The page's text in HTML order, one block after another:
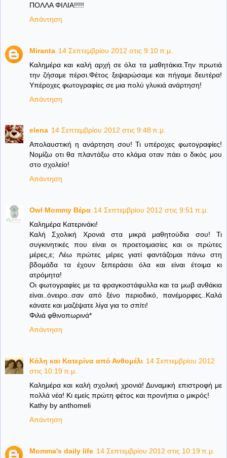
ΠΟΛΛΑ ΦΙΛΙΑ!!!!!
Απάντηση
Miranta 14 Σεπτεμβρίου 2012 στις 9:10 π.μ.
Καλημέρα και καλή αρχή σε όλα τα μαθητάκια.Την πρωτιά
την ζήσαμε πέρσι.Φέτος ξεψαρώσαμε και πήγαμε δευτέρα!
Υπέροχες φωτογραφίες σε μια πολύ γλυκιά ανάρτηση!
Απάντηση
elena 14 Σεπτεμβρίου 2012 στις 9:48 π.μ.
Απολαυστική η ανάρτηση σου! Τι υπέροχες φωτογραφίες!
Νομίζω οτι θα πλαντάξω στο κλάμα οταν πάει ο δικός μου
στο σχολείο!
Απάντηση
Owl Mommy Βέρα 14 Σεπτεμβρίου 2012 στις 9:51 π.μ.
Καλημέρα Κατερινάκι!
Καλή Σχολική Χρονιά στα μικρά μαθητούδια σου! Τι
συγκινητικές που είναι οι προετοιμασίες και οι πρώτες
μέρες,ε; Λέω πρώτες μέρες γιατί φαντάζομαι πάνω στη
βδομάδα τα έχουν ξεπεράσει όλα και είναι έτοιμα κι
ατρόμητα!
Οι φωτογραφίες με τα φραγκοστάφυλλα και τα μωβ ανθάκια
είναι..όνειρο..σαν από ξένο περιοδικό, πανέμορφες..Καλά
κάνατε και μαζέψατε λίγα για το σπίτι!
Φιλιά φθινοπωρινά*
Απάντηση
Κάλη και Κατερίνα από Ανθομέλι 14 Σεπτεμβρίου 2012
στις 10:19 π.μ.
Καλημέρα και καλή σχολική χρονιά! Δυναμική επιστροφή με
πολλά νέα! Κι εμείς πρώτη φέτος και προνήπια ο μικρός!
Kathy by anthomeli
Απάντηση
Momma's daily life 14 Σεπτεμβρίου 2012 στις 10:19 π.μ.